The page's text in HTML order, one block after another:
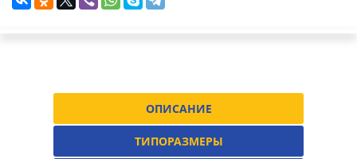
ОПИСАНИЕ
ТИПОРАЗМЕРЫ